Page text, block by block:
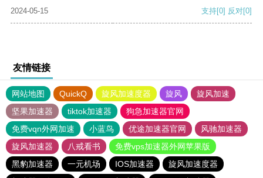
2024-05-15
支持[0] 反对[0]
友情链接
网站地图 QuickQ 旋风加速度器 旋风
旋风加速
坚果加速器
tiktok加速器
狗急加速器官网
免费vqn外网加速
小蓝鸟 优途加速器官网
风驰加速器
旋风加速器
八戒看书
免费vps加速器外网苹果版
黑豹加速器
一元机场 IOS加速器
旋风加速度器